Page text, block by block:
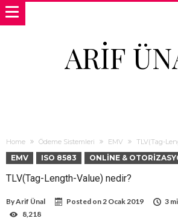
ARIF
Home Ödeme Sistemleri EMV TLV(Tag-
EMV ISO 8583 ONLINE &
TLV(Tag-Length-Value) nedir?
ByArif Ünal Posted on2 Ocak 2019 3
8,218